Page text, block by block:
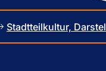
b
)
Stadtteilkultur,